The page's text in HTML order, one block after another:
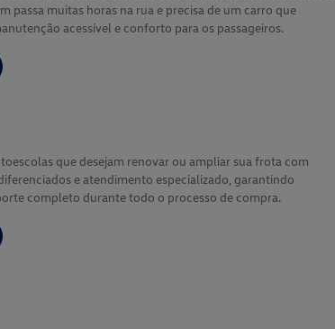
passa muitas horas na rua e precisa de um carro que
acessível e conforto para os passageiros.
que desejam renovar ou ampliar sua frota com
e atendimento especializado, garantindo
completo durante todo o processo de compra.